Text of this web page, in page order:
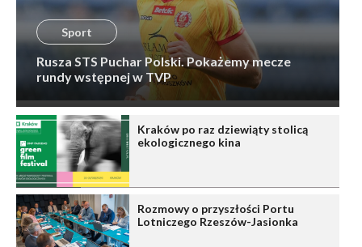
Sport
Rusza STS Puchar Polski. Pokażemy mecze
rundy wstępnej w TVP
Kraków po raz dziewiąty stolicą
ekologicznego kina
Rozmowy o przyszłości Portu
Lotniczego Rzeszów-Jasionka